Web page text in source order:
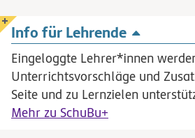
Info für Lehrende
Eingeloggte Lehrer*innen
Unterrichtsvorschläge und
Seite und zu Lernzielen
Mehr zu SchuBu+